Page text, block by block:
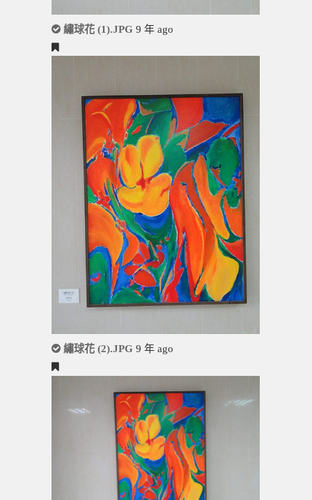
繡球花 (1).JPG 9 年 ago
繡球花 (2).JPG 9 年 ago